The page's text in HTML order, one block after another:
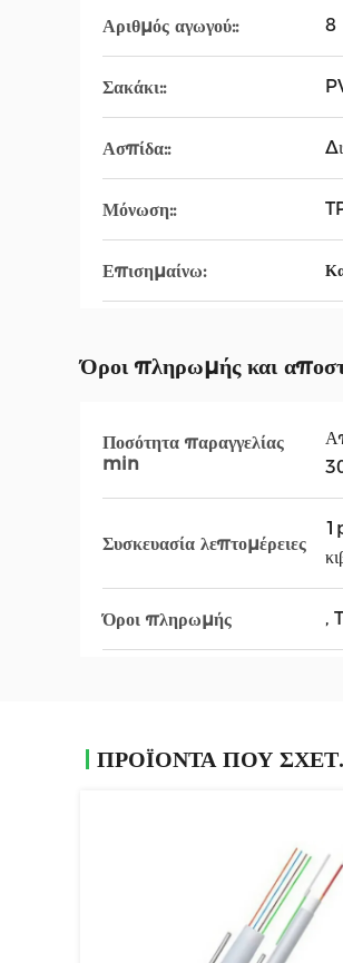
Αριθμός αγωγού:: 8
Σακάκι::
Ασπίδα::
Μόνωση::
Επισημαίνω:
Όροι πληρωμής και
Ποσότητα παραγγελίας
min
Συσκευασία λεπτομέρειες
Όροι πληρωμής ,